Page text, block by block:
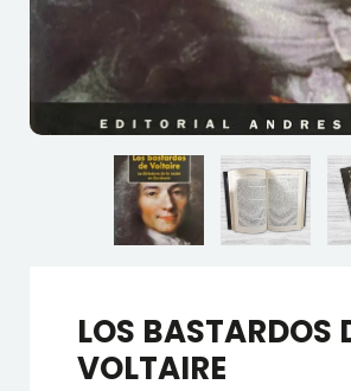
LOS BASTARDOS
VOLTAIRE